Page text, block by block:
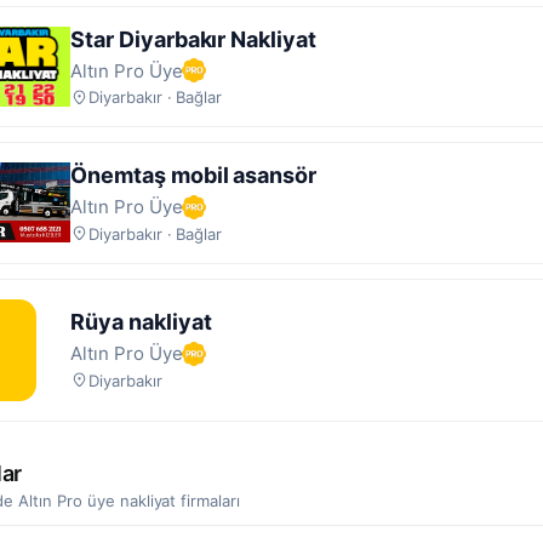
ve çevresine hizmet veren53 nakliyat firması
önce firma profilindeki
işlere ait galeriyi inceleyin. Size uygun firmayla profil
Star Diyarbakır Nakliyat
Altın Pro Üye
Diyarbakır · Bağlar
Önemtaş mobil asansör
Altın Pro Üye
Diyarbakır · Bağlar
Rüya nakliyat
Altın Pro Üye
Diyarbakır
Altın Pro üye nakliyat firmaları